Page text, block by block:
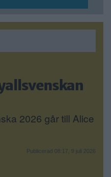
2026 går till Alice
Publicerad 08:17, 9 juli 2026